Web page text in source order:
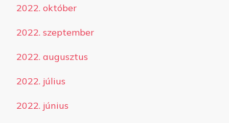
2022. október
2022. szeptember
2022. augusztus
2022. július
2022. június